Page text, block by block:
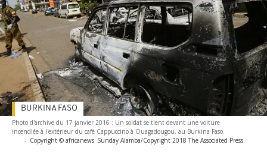
Photo d'archive du 17 janvier 2016 : Un soldat se tient devant une voiture
incendiée à l'extérieur du café Cappuccino à Ouagadougou, au Burkina Faso.
- Copyright © africanews Sunday Alamba/Copyright 2018 The Associated Press
BURKINA FASO